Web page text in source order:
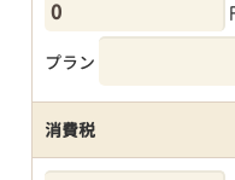
プラン
消費税